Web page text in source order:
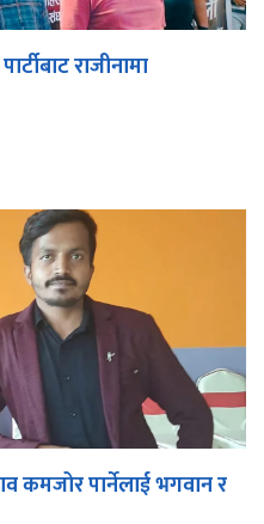
राजीनामा
कमजोर पार्नेलाई भगवान र